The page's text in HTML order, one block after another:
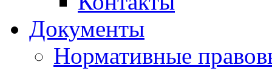
Документы
Нормативные